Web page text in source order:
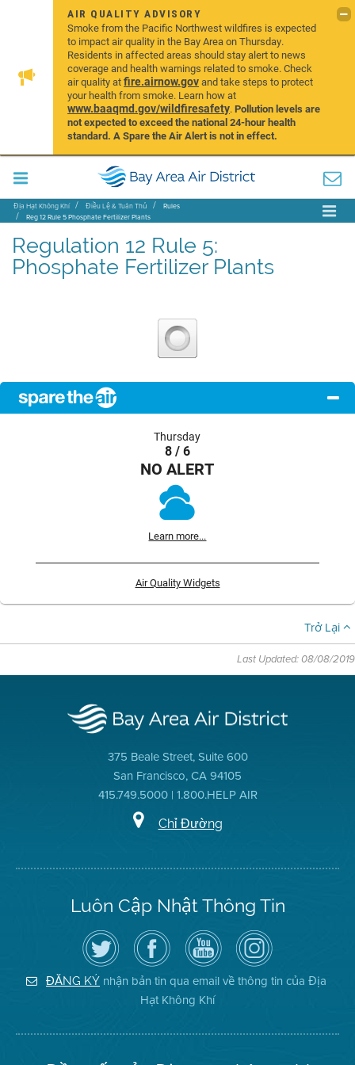
AIR QUALITY ADVISORY
Smoke from the Pacific Northwest wildfires is expected
to impact air quality in the Bay Area on Thursday.
Residents in affected areas should stay alert to news
coverage and health warnings related to smoke. Check
air quality atfire.airnow.govand take steps to protect
your health from smoke. Learn how at
www.baaqmd.gov/wildfiresafety.Pollution levels are
not expected to exceed the national 24-hour health
standard. A Spare the Air Alert is not in effect.
Địa Hạt Không Khí Điều Lệ & Tuân Thủ
Rules
Reg 12 Rule 5 Phosphate Fertilizer Plants
Regulation 12 Rule 5:
Phosphate Fertilizer Plants
Thursday
8 / 6
NO ALERT
Learn more...
Air Quality Widgets
Trở Lại
Last Updated: 08/08/2019
375 Beale Street, Suite 600
San Francisco, CA 94105
415.749.5000 | 1.800.HELP AIR
Chỉ Đường
Luôn Cập Nhật Thông Tin
Hãy
theo
dõi
Địa
Hạt
Không
Truy
cập
Trang
Facebook
của
Địa
Hạt
Kênh
YouTube
của
Địa
Hạt
Không
Khí
Air
District
on
Instagram
ĐĂNG KÝ nhận bản tin qua email về thông tin của Địa
Hạt Không Khí